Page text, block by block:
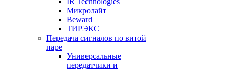
Микролайт
Beward
ТИРЭКС
Передача сигналов по витой
паре
Универсальные
передатчики и